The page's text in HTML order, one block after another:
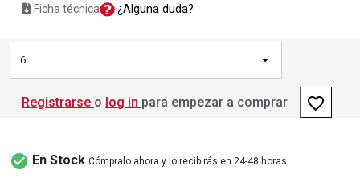
Ficha técnica ¿Alguna duda?
6
Registrarse o log in para empezar a comprar favorite_border
check_circle En Stock Cómpralo ahora y lo recibirás en 24-48 horas